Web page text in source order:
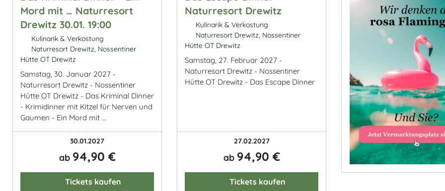
Mord mit … Naturresort
Drewitz 30.01. 19:00
Kulinarik & Verkostung
Naturresort Drewitz, Nossentiner
Hütte OT Drewitz
Samstag, 30. Januar 2027 -
Naturresort Drewitz - Nossentiner
Hütte OT Drewitz - Das Kriminal Dinner
- Krimidinner mit Kitzel für Nerven und
Gaumen - Ein Mord mit ...
30.01.2027
ab 94,90 €
Tickets kaufen
Naturresort Drewitz
Kulinarik & Verkostung
Naturresort Drewitz, Nossentiner
Hütte OT Drewitz
Samstag, 27. Februar 2027 -
Naturresort Drewitz - Nossentiner
Hütte OT Drewitz - Das Escape Dinner
27.02.2027
ab 94,90 €
Tickets kaufen